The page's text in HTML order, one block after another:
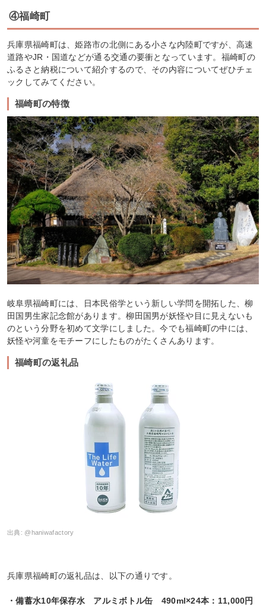
④福崎町
兵庫県福崎町は、姫路市の北側にある小さな内陸町ですが、高速
道路やJR・国道などが通る交通の要衝となっています。福崎町の
ふるさと納税について紹介するので、その内容についてぜひチェ
ックしてみてください。
福崎町の特徴
岐阜県福崎町には、日本民俗学という新しい学問を開拓した、柳
田国男生家記念館があります。柳田国男が妖怪や目に見えないも
のという分野を初めて文学にしました。今でも福崎町の中には、
妖怪や河童をモチーフにしたものがたくさんあります。
福崎町の返礼品
出典: @haniwafactory
兵庫県福崎町の返礼品は、以下の通りです。
・備蓄水10年保存水 アルミボトル缶 490ml×24本：11,000円